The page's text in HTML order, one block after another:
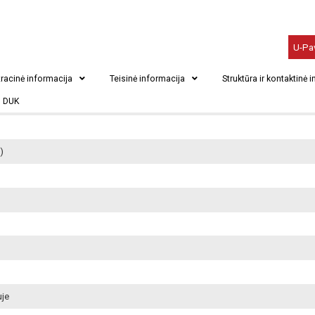
U-
informacija Teisinė informacija Struktūra ir kontaktinė
DUK